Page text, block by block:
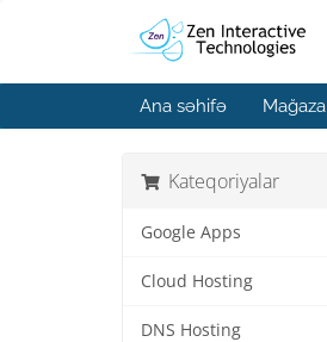
Ana səhifə Mağaza
Kateqoriyalar
Google Apps
Cloud Hosting
DNS Hosting